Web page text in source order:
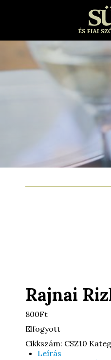
Rajnai
800Ft
Elfogyott
Cikkszám: CSZ10
Leírás